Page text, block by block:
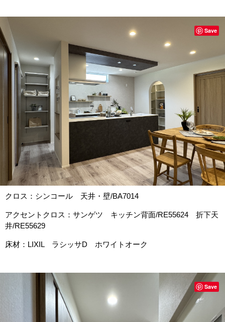
クロス：シンコール 天井・壁/BA7014
アクセントクロス：サンゲツ キッチン背面/RE55624 折下天
井/RE55629
床材：LIXIL ラシッサD ホワイトオーク
Save
Save